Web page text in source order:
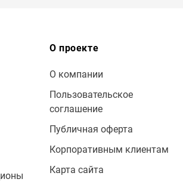
О проекте
О компании
Пользовательское
соглашение
Публичная оферта
Корпоративным клиентам
Карта сайта